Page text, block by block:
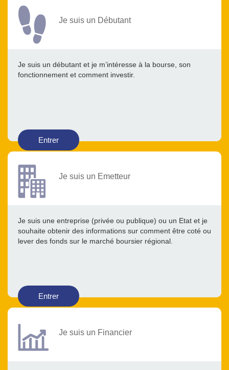
Je suis un Débutant
Je suis un débutant et je m’intéresse à la bourse, son
fonctionnement et comment investir.
Entrer
Je suis un Emetteur
Je suis une entreprise (privée ou publique) ou un Etat et je
souhaite obtenir des informations sur comment être coté ou
lever des fonds sur le marché boursier régional.
Entrer
Je suis un Financier